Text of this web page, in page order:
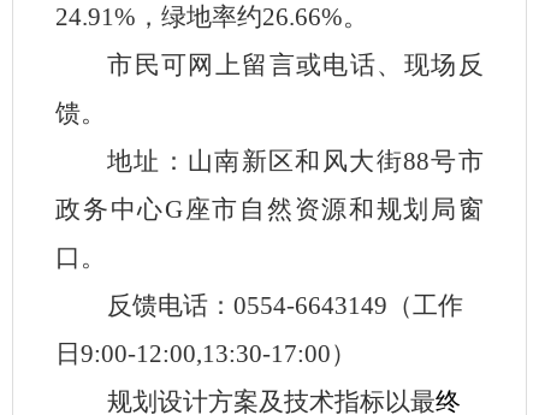
24.91%，绿地率约26.66%。
市民可网上留言或电话、现场反
馈。
地址：山南新区和风大街88号市
政务中心G座市自然资源和规划局窗
口。
反馈电话：0554-6643149（工作
日9:00-12:00,13:30-17:00）
规划设计方案及技术指标以最终